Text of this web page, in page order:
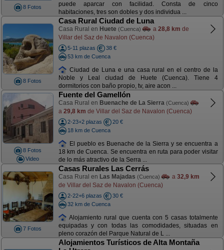
8 Fotos
puede aparcar con facilidad. Consta de cinco
habitaciones, tres son dobles y dos individua ...
8 Fotos
Casa Rural Ciudad de Luna
Casa Rural en Huete (Cuenca) a 28,8 km de
Villar del Saz de Navalon (Cuenca)
5-11 plazas
38 €
53 km de Cuenca
Ciudad de Luna e una casa rural en el centro de la
Noble y Leal ciudad de Huete (Cuenca). Tiene 4
dormitorios con baño propio, tv, aire acon ...
8 Fotos
Video
Fuente del Gamellón
Casa Rural en Buenache de La Sierra (Cuenca)
a 29,8 km de Villar del Saz de Navalon (Cuenca)
2-23+2 plazas
20 €
18 km de Cuenca
El pueblo es Buenache de la Sierra y se encuentra a
18 km de Cuenca. Se encuentra en ruta para poder visitar
de lo más atractivo de la Serra ...
7 Fotos
Casas Rurales Las Cerrás
Casa Rural en Las Majadas (Cuenca) a 32,9 km
de Villar del Saz de Navalon (Cuenca)
2-22+6 plazas
30 €
32 km de Cuenca
Alojamiento rural que cuenta con 5 casas totalmente
equipadas y con todas las comodidades, situadas en
pleno corazón del Parque Natural de L ...
Alojamientos Turísticos de Alta Montaña